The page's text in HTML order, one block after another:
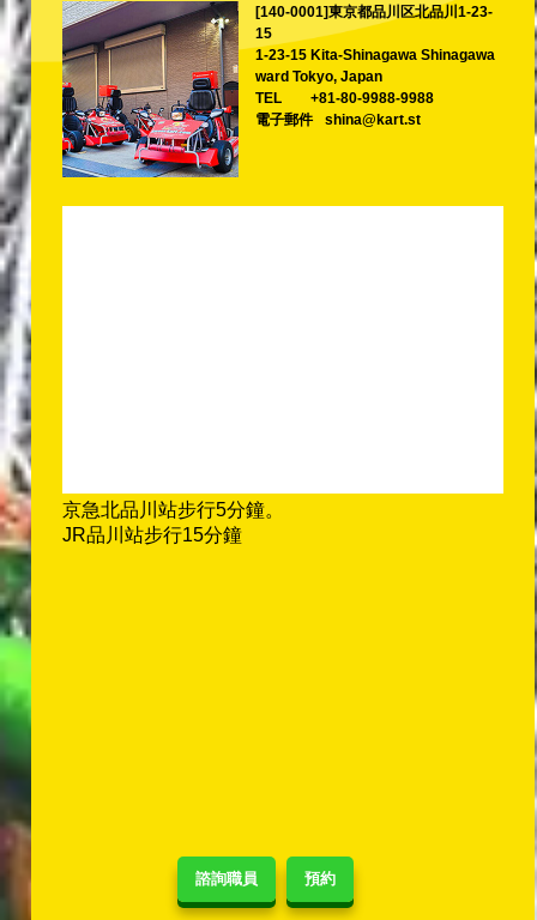
諮詢職員 預約
[140-0001]東京都品川区北品川1-23-
15
1-23-15 Kita-Shinagawa Shinagawa
ward Tokyo, Japan
TEL
+81-80-9988-9988
電子郵件
shina@kart.st
京急北品川站步行5分鐘。
JR品川站步行15分鐘